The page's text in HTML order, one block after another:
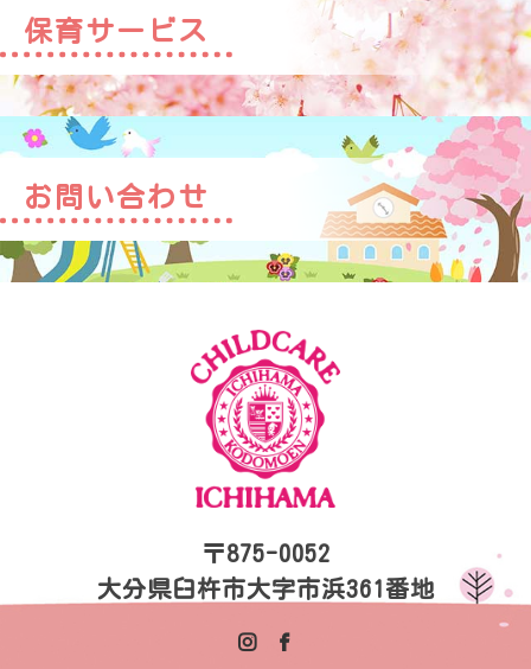
保育サービス
お問い合わせ
〒875-0052
大分県臼杵市大字市浜361番地